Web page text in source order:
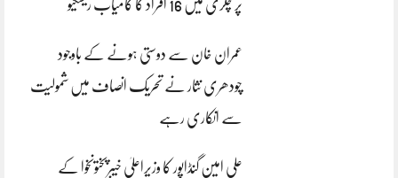
پر چکری میں 16 افراد کا کامیاب ریسکیو
عمران خان سے دوستی ہونے کے باوجود
چودھری نثار نے تحریک انصاف میں شمولیت
سے انکاری رہے
علی امین گنڈاپور کا وزیراعلیٰ خیبرپختونخوا کے